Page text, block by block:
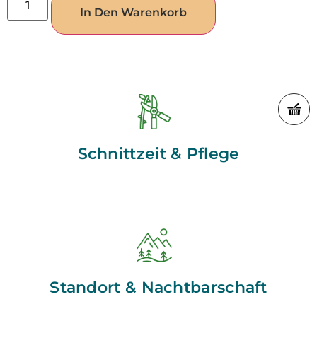
In Den Warenkorb
Schnittzeit & Pflege
Standort & Nachtbarschaft